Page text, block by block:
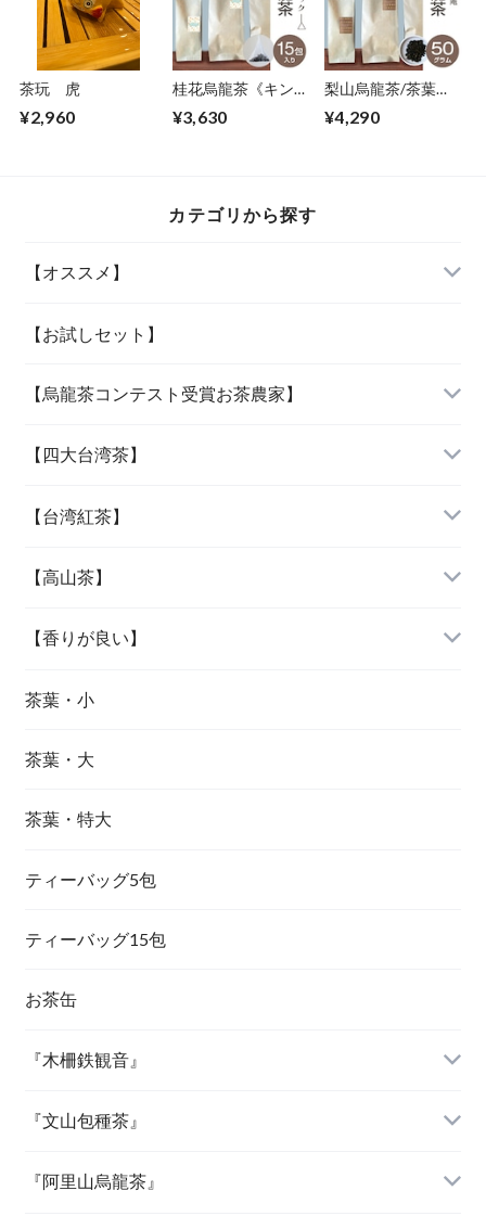
茶玩 虎
¥2,960
桂花烏龍茶《キンモ
ッグ 15包
¥3,630
梨山烏龍茶/茶葉・
¥4,290
カテゴリから探す
【オススメ】
「当店人気の四種」
「女性に人気の三種」
【お試しセット】
【烏龍茶コンテスト受賞お茶農家】
『阿里山烏龍茶』
『杉林溪烏龍茶』
『大禹嶺烏龍茶』
『梨山烏龍茶』
『鹿谷鄕凍頂烏龍茶』
【四大台湾茶】
『木柵鉄観音』
『文山包種茶』
『凍頂烏龍茶』
『東方美人茶』
【台湾紅茶】
『紅玉紅茶』
『蜜香紅茶』
【高山茶】
『阿里山烏龍茶』
『杉林溪烏龍茶』
『大禹嶺烏龍茶』
『梨山烏龍茶』
【香りが良い】
『文山包種茶』
『東方美人茶』
『金萱茶』
『茉莉花茶（ジャスミン茶）』
茶葉・小
茶葉・大
茶葉・特大
ティーバッグ5包
ティーバッグ15包
お茶缶
『木柵鉄観音』
『文山包種茶』
『阿里山烏龍茶』